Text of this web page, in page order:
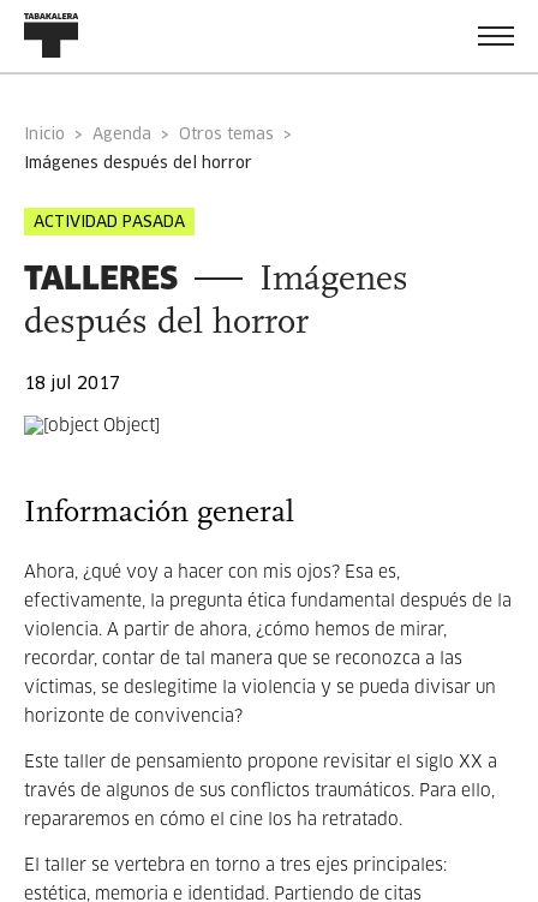
Inicio Agenda
Otros temas
imágenes después del horror
ACTIVIDAD PASADA
TALLERES
Imágenes
después del horror
18 jul 2017
Información general
Ahora, ¿qué voy a hacer con mis ojos? Esa es,
efectivamente, la pregunta ética fundamental después de la
violencia. A partir de ahora, ¿cómo hemos de mirar,
recordar, contar de tal manera que se reconozca a las
víctimas, se deslegitime la violencia y se pueda divisar un
horizonte de convivencia?
Este taller de pensamiento propone revisitar el siglo XX a
través de algunos de sus conflictos traumáticos. Para ello,
repararemos en cómo el cine los ha retratado.
El taller se vertebra en torno a tres ejes principales:
estética, memoria e identidad. Partiendo de citas